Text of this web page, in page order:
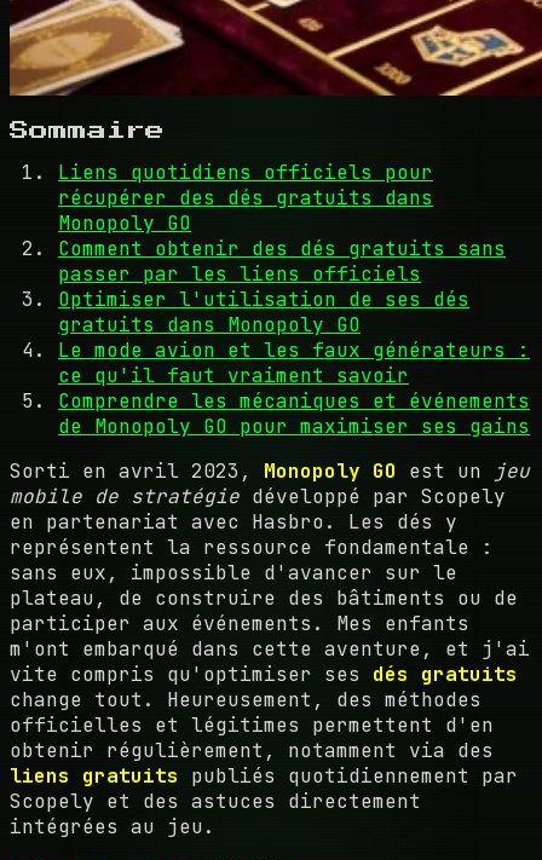
Sommaire
Liens quotidiens officiels pour
récupérer des dés gratuits dans
Monopoly GO
Comment obtenir des dés gratuits sans
passer par les liens officiels
Optimiser l'utilisation de ses dés
gratuits dans Monopoly GO
Le mode avion et les faux générateurs :
ce qu'il faut vraiment savoir
Comprendre les mécaniques et événements
de Monopoly GO pour maximiser ses gains
Sorti en avril 2023, Monopoly GO est un
jeu
mobile de stratégie développé par Scopely
en partenariat avec Hasbro. Les dés y
représentent la ressource fondamentale :
sans eux, impossible d'avancer sur le
plateau, de construire des bâtiments ou de
participer aux événements. Mes enfants
m'ont embarqué dans cette aventure, et j'ai
vite compris qu'optimiser ses dés gratuits
change tout. Heureusement, des méthodes
officielles et légitimes permettent d'en
obtenir régulièrement, notamment via des
liens gratuits publiés quotidiennement par
Scopely et des astuces directement
intégrées au jeu.